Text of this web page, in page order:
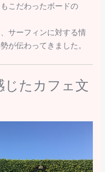
こだわったボードの
サーフィンに対する情
が伝わってきました。
たカフェ文